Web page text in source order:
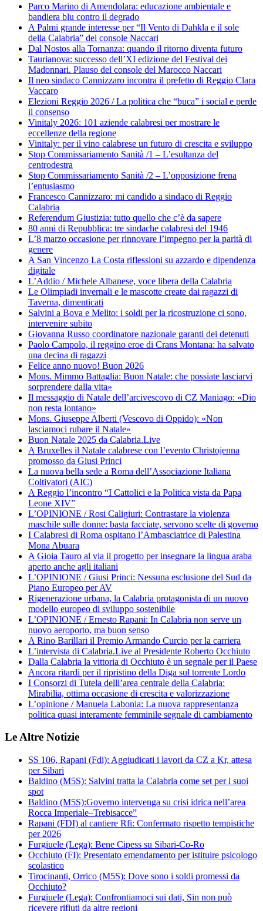
Parco Marino di Amendolara: educazione ambientale e
bandiera blu contro il degrado
A Palmi grande interesse per “Il Vento di Dahkla e il sole
della Calabria” del console Naccari
Dal Nostos alla Tornanza: quando il ritorno diventa futuro
Taurianova: successo dell’XI edizione del Festival dei
Madonnari. Plauso del console del Marocco Naccari
Il neo sindaco Cannizzaro incontra il prefetto di Reggio Clara
Vaccaro
Elezioni Reggio 2026 / La politica che “buca” i social e perde
il consenso
Vinitaly 2026: 101 aziende calabresi per mostrare le
eccellenze della regione
Vinitaly: per il vino calabrese un futuro di crescita e sviluppo
Stop Commissariamento Sanità /1 – L’esultanza del
centrodestra
Stop Commissariamento Sanità /2 – L’opposizione frena
l’entusiasmo
Francesco Cannizzaro: mi candido a sindaco di Reggio
Calabria
Referendum Giustizia: tutto quello che c’è da sapere
80 anni di Repubblica: tre sindache calabresi del 1946
L’8 marzo occasione per rinnovare l’impegno per la parità di
genere
A San Vincenzo La Costa riflessioni su azzardo e dipendenza
digitale
L’Addio / Michele Albanese, voce libera della Calabria
Le Olimpiadi invernali e le mascotte create dai ragazzi di
Taverna, dimenticati
Salvini a Bova e Melito: i soldi per la ricostruzione ci sono,
intervenire subito
Giovanna Russo coordinatore nazionale garanti dei detenuti
Paolo Campolo, il reggino eroe di Crans Montana: ha salvato
una decina di ragazzi
Felice anno nuovo! Buon 2026
Mons. Mimmo Battaglia: Buon Natale: che possiate lasciarvi
sorprendere dalla vita»
Il messaggio di Natale dell’arcivescovo di CZ Maniago: «Dio
non resta lontano»
Mons. Giuseppe Alberti (Vescovo di Oppido): «Non
lasciamoci rubare il Natale»
Buon Natale 2025 da Calabria.Live
A Bruxelles il Natale calabrese con l’evento Christojenna
promosso da Giusi Princi
La nuova bella sede a Roma dell’Associazione Italiana
Coltivatori (AIC)
A Reggio l’incontro “I Cattolici e la Politica vista da Papa
Leone XIV”
L’OPINIONE / Rosi Caligiuri: Contrastare la violenza
maschile sulle donne: basta facciate, servono scelte di governo
I Calabresi di Roma ospitano l’Ambasciatrice di Palestina
Mona Abuara
A Gioia Tauro al via il progetto per insegnare la lingua araba
aperto anche agli italiani
L’OPINIONE / Giusi Princi: Nessuna esclusione del Sud da
Piano Europeo per AV
Rigenerazione urbana, la Calabria protagonista di un nuovo
modello europeo di sviluppo sostenibile
L’OPINIONE / Ernesto Rapani: In Calabria non serve un
nuovo aeroporto, ma buon senso
A Rino Barillari il Premio Armando Curcio per la carriera
L’intervista di Calabria.Live al Presidente Roberto Occhiuto
Dalla Calabria la vittoria di Occhiuto è un segnale per il Paese
Ancora ritardi per il ripristino della Diga sul torrente Lordo
I Consorzi di Tutela delll’area centrale della Calabria:
Mirabilia, ottima occasione di crescita e valorizzazione
L’opinione / Manuela Labonia: La nuova rappresentanza
politica quasi interamente femminile segnale di cambiamento
Le Altre Notizie
SS 106, Rapani (Fdi): Aggiudicati i lavori da CZ a Kr, attesa
per Sibari
Baldino (M5S): Salvini tratta la Calabria come set per i suoi
spot
Baldino (M5S):Governo intervenga su crisi idrica nell’area
Rocca Imperiale–Trebisacce”
Rapani (FDI) al cantiere Rfi: Confermato rispetto tempistiche
per 2026
Furgiuele (Lega): Bene Cipess su Sibari-Co-Ro
Occhiuto (FI): Presentato emendamento per istituire psicologo
scolastico
Tirocinanti, Orrico (M5S): Dove sono i soldi promessi da
Occhiuto?
Furgiuele (Lega): Confrontiamoci sui dati, Sin non può
ricevere rifiuti da altre regioni